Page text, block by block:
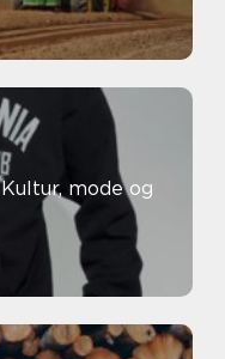
mode og